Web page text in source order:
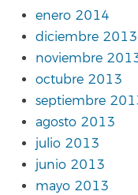
enero 2014
diciembre 2013
noviembre
octubre 2013
septiembre
agosto 2013
julio 2013
junio 2013
mayo 2013